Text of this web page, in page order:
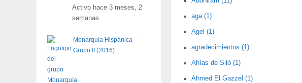
aga (1)
Agel (1)
agradecimientos (1)
Ahías de Siló (1)
Ahmed El Gazzel (1)
Activo hace 3 meses, 2
semanas
Monarquía Hispánica –
Grupo II (2016)